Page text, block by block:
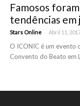
Famosos
tendências em
Stars Online - Abril 11,
O ICONIC é um evento
Convento do Beato em